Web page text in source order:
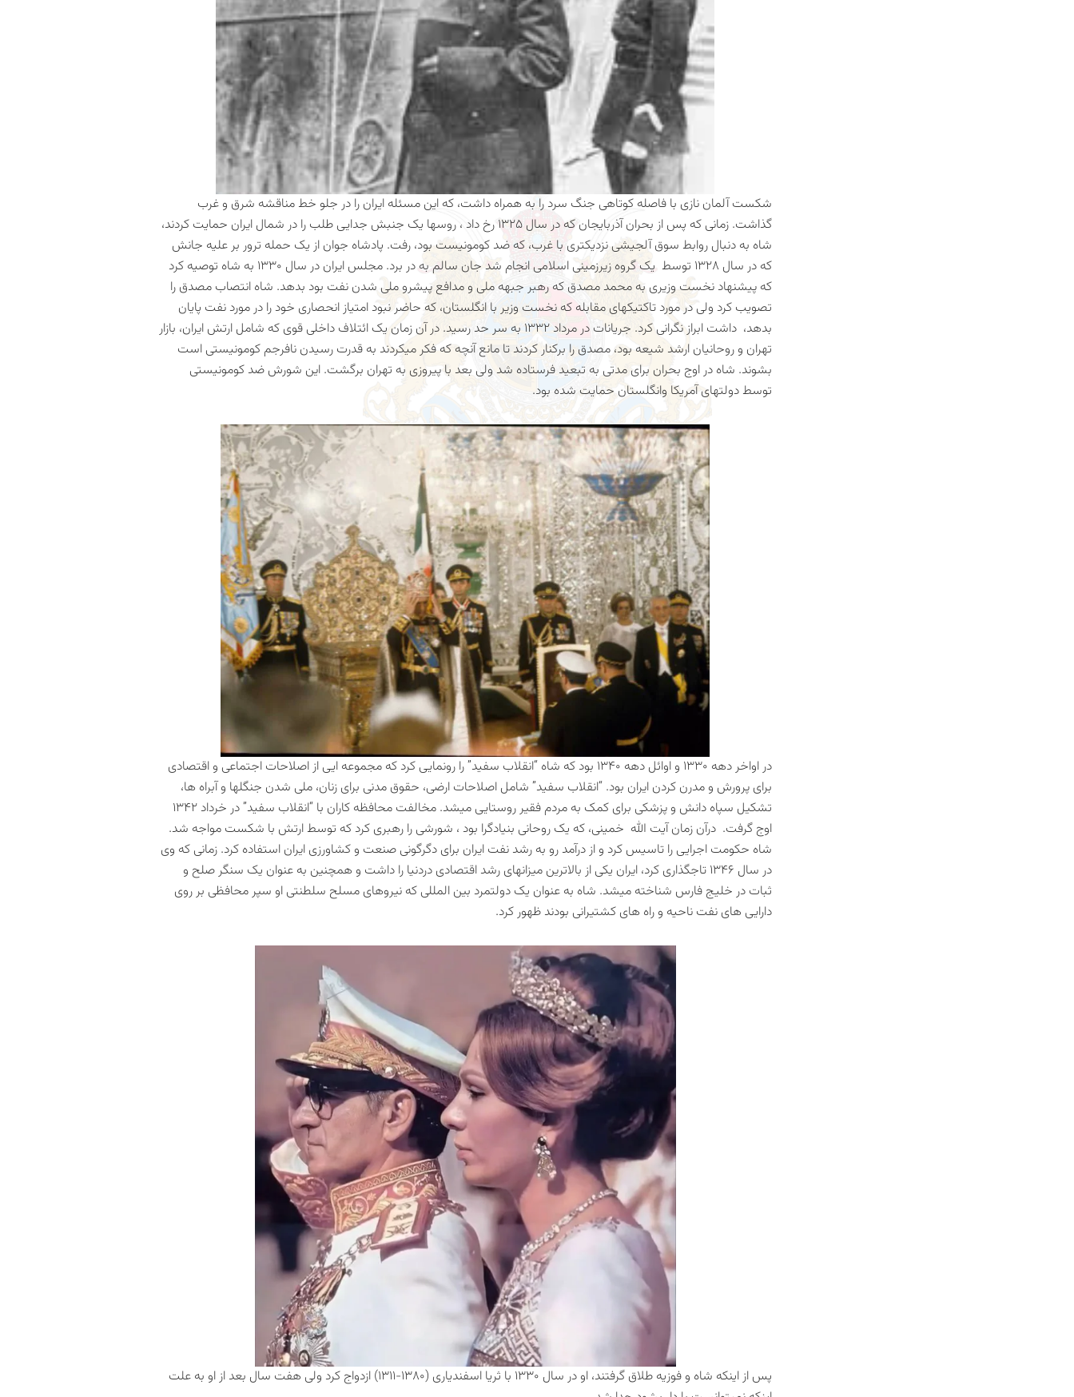
شکست آلمان نازی با فاصله کوتاهی جنگ سرد را به همراه داشت، که این مسئله ایران را در جلو خط مناقشه شرق و غرب
گذاشت. زمانی‌ که پس از بحران آذربایجان که در سال ۱۳۲۵ رخ داد ، روسها یک جنبش جدایی طلب را در شمال ایران حمایت کردند،
شاه به دنبال روابط سوق آلجیشی نزدیکتری با غرب، که ضد کومونیست بود، رفت. پادشاه جوان از یک حمله ترور بر علیه جانش
که در سال ۱۳۲۸ توسط یک گروه زیرزمینی اسلامی انجام شد جان سالم به در برد. مجلس ایران در سال ۱۳۳۰ به شاه توصیه کرد
که پیشنهاد نخست وزیری به محمد مصدق که رهبر جبهه ملی‌ و مدافع پیشرو ملی‌ شدن نفت بود بدهد. شاه انتصاب مصدق را
تصویب کرد ولی‌ در مورد تاکتیکهای مقابله که نخست وزیر با انگلستان، که حاضر نبود امتیاز انحصاری خود را در مورد نفت پایان
بدهد، داشت ابراز نگرانی‌ کرد. جریانات در مرداد ۱۳۳۲ به سر حد رسید. در آن زمان یک ائتلاف داخلی‌ قوی که شامل ارتش ایران، بازار
تهران و روحانیان ارشد شیعه بود، مصدق را برکنار کردند تا مانع آنچه که فکر میکردند به قدرت رسیدن نافرجم کومونیستی است
بشوند. شاه در اوج بحران برای مدتی‌ به تبعید فرستاده شد ولی‌ بعد با پیروزی به تهران برگشت. این شورش ضد کومونیستی
توسط دولتهای آمریکا وانگلستان حمایت شده بود.
در اواخر دهه ۱۳۳۰ و اوائل دهه ۱۳۴۰ بود که شاه “انقلاب سفید” را رونمایی کرد که مجموعه ایی از اصلاحات اجتماعی و اقتصادی
برای پرورش و مدرن کردن ایران بود. “انقلاب سفید” شامل اصلاحات ارضی، حقوق مدنی برای زنان، ملی‌ شدن جنگلها و آبراه ها،
تشکیل سپاه دانش و پزشکی‌ برای کمک به مردم فقیر روستایی میشد. مخالفت محافظه کاران با “انقلاب سفید” در خرداد ۱۳۴۲
اوج گرفت. درآن زمان آیت الله خمینی، که یک روحانی بنیادگرا بود ، شورشی را رهبری کرد که توسط ارتش با شکست مواجه شد.
شاه حکومت اجرایی را تاسیس کرد و از درآمد رو به رشد نفت ایران برای دگرگونی صنعت و کشاورزی ایران استفاده کرد. زمانی‌ که وی
در سال ۱۳۴۶ تاجگذاری کرد، ایران یکی‌ از بالاترین میزانهای رشد اقتصادی دردنیا را داشت و همچنین به عنوان یک سنگر صلح و
ثبات در خلیج فارس شناخته میشد. شاه به عنوان یک دولتمرد بین المللی که نیروهای مسلح سلطنتی او سپر محافظی بر روی
دارایی های نفت ناحیه و راه های کشتیرانی بودند ظهور کرد.
پس از اینکه شاه و فوزیه طلاق گرفتند، او در سال ۱۳۳۰ با ثریا اسفندیاری (۱۳۸۰-۱۳۱۱) ازدواج کرد ولی‌ هفت سال بعد از او به علت